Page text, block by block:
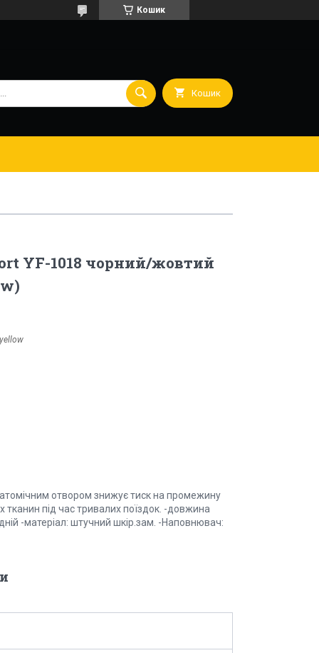
Кошик
Кошик
YF-1018 чорний/жовтий
отвором знижує тиск на промежину
тканин під час тривалих поїздок. -довжина
-матеріал: штучний шкір.зам. -Наповнювач: